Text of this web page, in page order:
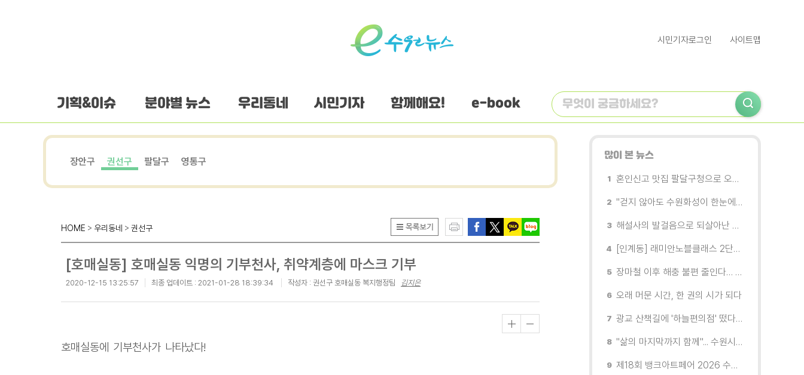
시민기자로그인 사이트맵
기획&이슈 분야별 뉴스 우리동네 시민기자 함께해요! e-book
장안구 권선구 팔달구 영통구
HOME > 우리동네 > 권선구
[호매실동] 호매실동 익명의 기부천사, 취약계층에 마스크 기부
2020-12-15 13:25:57 최종 업데이트 : 2021-01-28 18:39:34 작성자 : 권선구 호매실동 복지행정팀 김지은
호매실동에 기부천사가 나타났다!
많이 본 뉴스
혼인신고 맛집 팔달구청으로 오세요
"걷지 않아도 수원화성이 한눈에"…무장애 관광버스 '수원행차' 타보니
해설사의 발걸음으로 되살아난 수원의 독립운동 역사
[인계동] 래미안노블클래스 2단지 경로당, 무더위 속 독거노인에게 '따뜻한 한 끼' 대접
장마철 이후 해충 불편 줄인다… 영통구보건소, 신동수변공원·원천리천 집중 방제
오래 머문 시간, 한 권의 시가 되다
광교 산책길에 '하늘편의점' 떴다… 드론배송 시연
"삶의 마지막까지 함께"... 수원시 8개 기관, 어르신 돌봄의 손을 맞잡다
제18회 뱅크아트페어 2026 수원 개막, '나도 그림을 소유한다'